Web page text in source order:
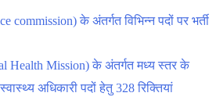
commission) के अंतर्गत विभिन्न पदों पर भर्ती
Health Mission) के अंतर्गत मध्य स्तर के
अधिकारी पदों हेतु 328 रिक्तियां